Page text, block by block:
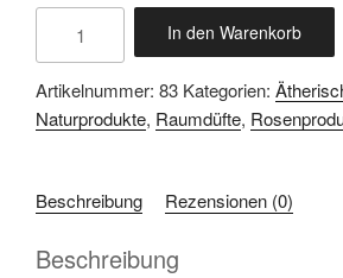
Menge
In den Warenkorb
Artikelnummer: 83 Kategorien:
Naturprodukte, Raumdüfte,
Beschreibung Rezensionen (0)
Beschreibung